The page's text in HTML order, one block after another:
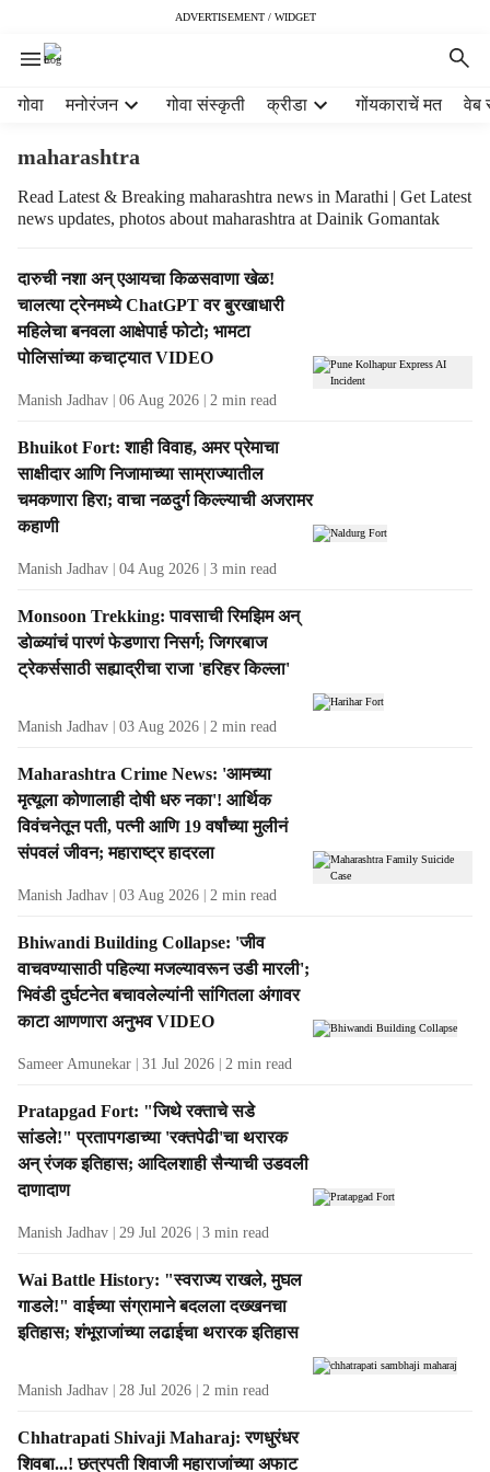
ADVERTISEMENT / WIDGET
गोवा मनोरंजन गोवा संस्कृती क्रीडा गोंयकाराचें मत वेब
maharashtra
Read Latest & Breaking maharashtra news in Marathi | Get Latest
news updates, photos about maharashtra at Dainik Gomantak
T
a
g
R
s
l
t
s
दारुची नशा अन् एआयचा किळसवाणा खेळ!
चालत्या ट्रेनमध्ये ChatGPT वर बुरखाधारी
महिलेचा बनवला आक्षेपार्ह फोटो; भामटा
पोलिसांच्या कचाट्यात VIDEO
Manish Jadhav 06 Aug 2026 2 min read
Bhuikot Fort: शाही विवाह, अमर प्रेमाचा
साक्षीदार आणि निजामाच्या साम्राज्यातील
चमकणारा हिरा; वाचा नळदुर्ग किल्ल्याची अजरामर
कहाणी
Manish Jadhav 04 Aug 2026 3 min read
Monsoon Trekking: पावसाची रिमझिम अन्
डोळ्यांचं पारणं फेडणारा निसर्ग; जिगरबाज
ट्रेकर्ससाठी सह्याद्रीचा राजा 'हरिहर किल्ला'
Manish Jadhav 03 Aug 2026 2 min read
Maharashtra Crime News: 'आमच्या
मृत्यूला कोणालाही दोषी धरु नका'! आर्थिक
विवंचनेतून पती, पत्नी आणि 19 वर्षांच्या मुलीनं
संपवलं जीवन; महाराष्ट्र हादरला
Manish Jadhav 03 Aug 2026 2 min read
Bhiwandi Building Collapse: 'जीव
वाचवण्यासाठी पहिल्या मजल्यावरून उडी मारली';
भिवंडी दुर्घटनेत बचावलेल्यांनी सांगितला अंगावर
काटा आणणारा अनुभव VIDEO
Sameer Amunekar 31 Jul 2026 2 min read
Pratapgad Fort: "जिथे रक्ताचे सडे
सांडले!" प्रतापगडाच्या 'रक्तपेढी'चा थरारक
अन् रंजक इतिहास; आदिलशाही सैन्याची उडवली
दाणादाण
Manish Jadhav 29 Jul 2026 3 min read
Wai Battle History: "स्वराज्य राखले, मुघल
गाडले!" वाईच्या संग्रामाने बदलला दख्खनचा
इतिहास; शंभूराजांच्या लढाईचा थरारक इतिहास
Manish Jadhav 28 Jul 2026 2 min read
Chhatrapati Shivaji Maharaj: रणधुरंधर
शिवबा...! छत्रपती शिवाजी महाराजांच्या अफाट